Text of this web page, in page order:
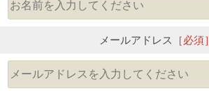
メールアドレス ［必須］